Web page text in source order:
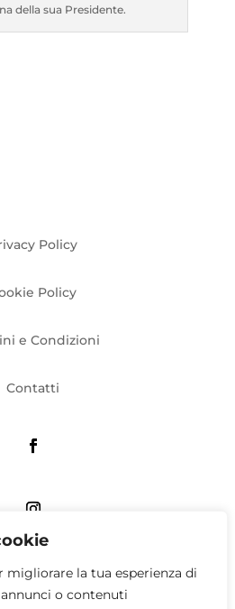
migliorare la tua esperienza di
o contenuti
della sua Presidente.
Policy
Policy
e Condizioni
Contatti
QUATTRO APS
– Sede operativa: via Tito